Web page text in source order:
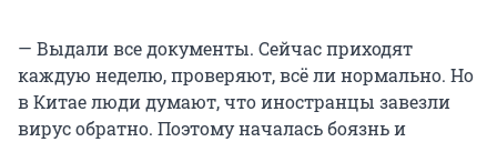
— Выдали все документы. Сейчас приходят
каждую неделю, проверяют, всё ли нормально. Но
в Китае люди думают, что иностранцы завезли
вирус обратно. Поэтому началась боязнь и